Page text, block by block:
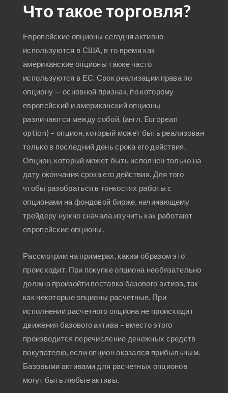
Что такое торговля?
Европейские опционы сегодня активно
используются в США, в то время как
американские опционы также часто
используются в ЕС. Срок реализации права по
опциону — основной признак, по которому
европейский и американский опционы
различаются между собой. (англ. European
option) – опцион, который может быть реализован
только в последний день срока его действия.
Опцион, который может быть исполнен только на
дату окончания срока его действия. Для того
чтобы разобраться в тонкостях работы с
опционами на фондовой бирже, начинающему
трейдеру нужно сначала изучить как работают
европейские опционы.
Рассмотрим на примерах, каким образом это
происходит. При покупке опциона необязательно
должна произойти поставка базового актива, так
как некоторые опционы расчетные. При
исполнении расчетного опциона не происходит
движения базового актива – вместо этого
производится перечисление денежных средств
покупателю, если опцион оказался прибыльным.
Базовыми активами для расчетных опционов
могут быть любые активы.